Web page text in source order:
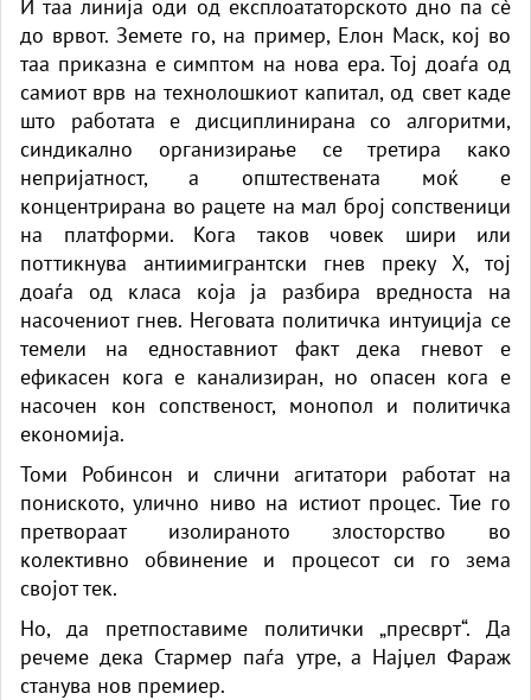
И таа линија оди од експлоататорското дно па сè
до врвот. Земете го, на пример, Елон Маск, кој во
таа приказна е симптом на нова ера. Тој доаѓа од
самиот врв на технолошкиот капитал, од свет каде
што работата е дисциплинирана со алгоритми,
синдикално организирање се третира како
непријатност, а општествената моќ е
концентрирана во рацете на мал број сопственици
на платформи. Кога таков човек шири или
поттикнува антиимигрантски гнев преку X, тој
доаѓа од класа која ја разбира вредноста на
насочениот гнев. Неговата политичка интуиција се
темели на едноставниот факт дека гневот е
ефикасен кога е канализиран, но опасен кога е
насочен кон сопственост, монопол и политичка
економија.
Томи Робинсон и слични агитатори работат на
пониското, улично ниво на истиот процес. Тие го
претвораат изолираното злосторство во
колективно обвинение и процесот си го зема
својот тек.
Но, да претпоставиме политички „пресврт“. Да
речеме дека Стармер паѓа утре, а Најџел Фараж
станува нов премиер.